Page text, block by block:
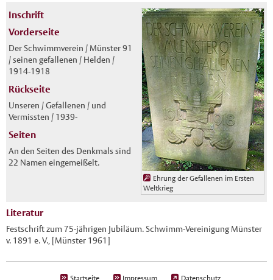
Ehrung der Gefallenen im Ersten
Weltkrieg
Inschrift
Vorderseite
Der Schwimmverein / Münster 91
/ seinen gefallenen / Helden /
1914-1918
Rückseite
Unseren / Gefallenen / und
Vermissten / 1939-
Seiten
An den Seiten des Denkmals sind
22 Namen eingemeißelt.
Literatur
Festschrift zum 75-jährigen Jubiläum. Schwimm-Vereinigung Münster
v. 1891 e. V., [Münster 1961]
Startseite Impressum Datenschutz